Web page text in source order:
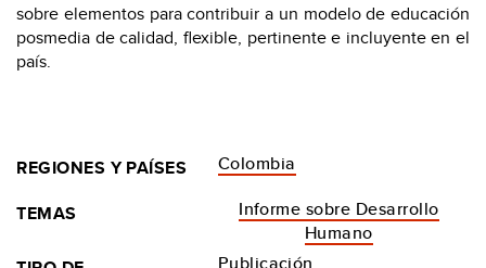
sobre elementos para contribuir a un modelo de educación
posmedia de calidad, flexible, pertinente e incluyente en el
país.
REGIONES Y PAÍSES
Colombia
TEMAS
Informe sobre Desarrollo
Humano